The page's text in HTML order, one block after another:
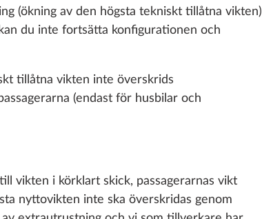
(ökning av den högsta tekniskt tillåtna vikten)
du inte fortsätta konfigurationen och
tillåtna vikten inte överskrids
(endast för husbilar och
vikten i körklart skick, passagerarnas vikt
nyttovikten inte ska överskridas genom